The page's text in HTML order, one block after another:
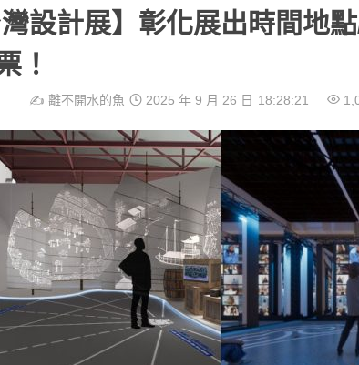
灣設計展】彰化展出時間地
！
✍️離不開水的魚 2025 年 9 月 26 日 18:28:21